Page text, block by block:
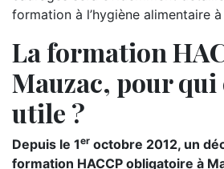
formation à l’hygiène alimentaire
La formation
Mauzac, pour qui
utile ?
Depuis le 1er octobre 2012, un
formation HACCP obligatoire à